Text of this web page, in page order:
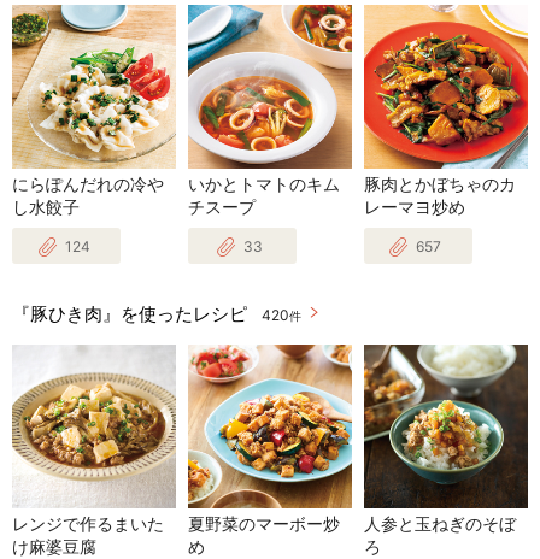
にらぽんだれの冷や
し水餃子
124
いかとトマトのキム
チスープ
33
豚肉とかぼちゃのカ
レーマヨ炒め
657
『豚ひき肉』を使ったレシピ 420件
レンジで作るまいた
け麻婆豆腐
夏野菜のマーボー炒
め
人参と玉ねぎのそぼ
ろ